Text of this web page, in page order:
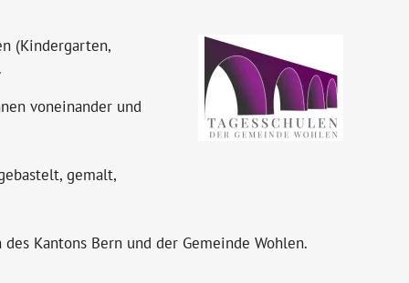
(Kindergarten,
voneinander und
gemalt,
Kantons Bern und der Gemeinde Wohlen.